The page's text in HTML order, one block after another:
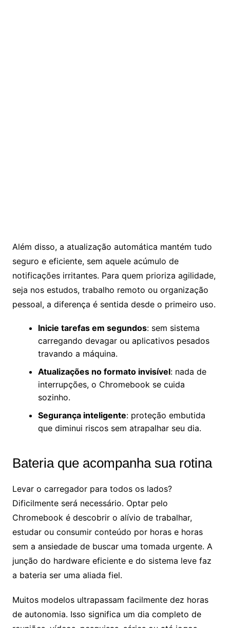
Além disso, a atualização automática mantém tudo
seguro e eficiente, sem aquele acúmulo de
notificações irritantes. Para quem prioriza agilidade,
seja nos estudos, trabalho remoto ou organização
pessoal, a diferença é sentida desde o primeiro uso.
Inicie tarefas em segundos: sem sistema
carregando devagar ou aplicativos pesados
travando a máquina.
Atualizações no formato invisível: nada de
interrupções, o Chromebook se cuida
sozinho.
Segurança inteligente: proteção embutida
que diminui riscos sem atrapalhar seu dia.
Bateria que acompanha sua rotina
Levar o carregador para todos os lados?
Dificilmente será necessário. Optar pelo
Chromebook é descobrir o alívio de trabalhar,
estudar ou consumir conteúdo por horas e horas
sem a ansiedade de buscar uma tomada urgente. A
junção do hardware eficiente e do sistema leve faz
a bateria ser uma aliada fiel.
Muitos modelos ultrapassam facilmente dez horas
de autonomia. Isso significa um dia completo de